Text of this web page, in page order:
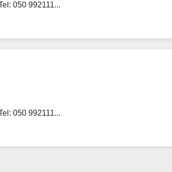
050 992111...
050 992111...